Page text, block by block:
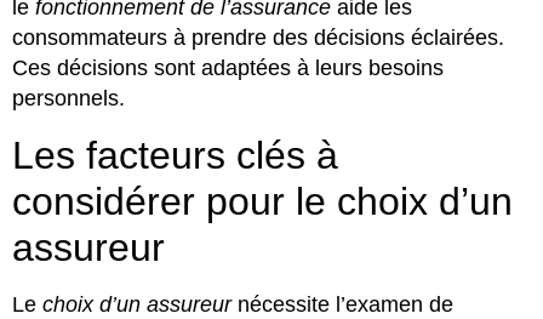
le fonctionnement de l’assurance aide les
consommateurs à prendre des décisions éclairées.
Ces décisions sont adaptées à leurs besoins
personnels.
Les facteurs clés à
considérer pour le choix d’un
assureur
Le choix d’un assureurnécessite l’examen de